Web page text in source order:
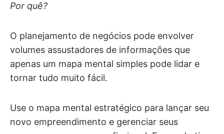
Por quê?
O planejamento de negócios pode envolver
volumes assustadores de informações que
apenas um mapa mental simples pode lidar e
tornar tudo muito fácil.
Use o mapa mental estratégico para lançar seu
novo empreendimento e gerenciar seus